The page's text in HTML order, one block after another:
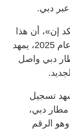
دبي.
إن»، أن هذا
الأداء القياسي لمطار دبي الذي اختتم به عام 2025، يمهد
إلى أن مطار دبي واصل
تسجيل
دبي،
شخص، وهو الرقم